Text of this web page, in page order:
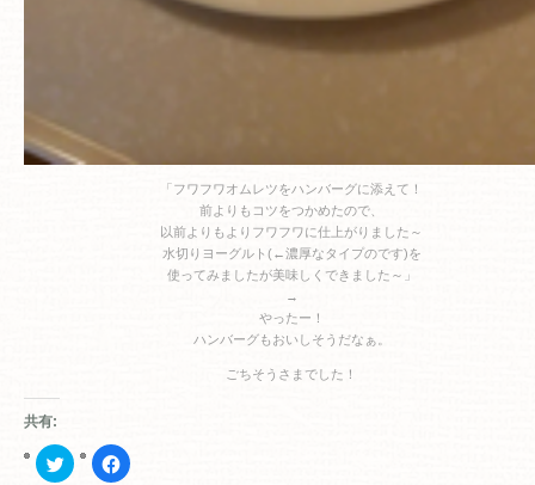
「フワフワオムレツをハンバーグに添えて！
前よりもコツをつかめたので、
以前よりもよりフワフワに仕上がりました～
水切りヨーグルト(←濃厚なタイプのです)を
使ってみましたが美味しくできました～」
→
やったー！
ハンバーグもおいしそうだなぁ。
ごちそうさまでした！
共有:
ク
リ
Facebook
で